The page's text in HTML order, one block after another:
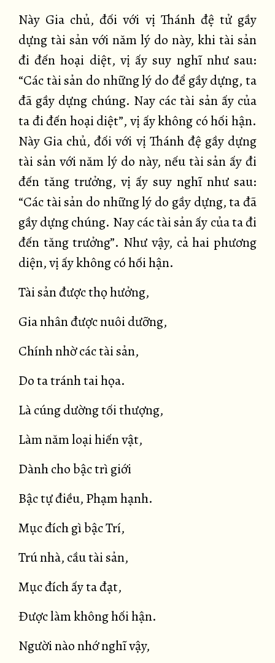
Này Gia chủ, đối với vị Thánh đệ tử gầy
dựng tài sản với năm lý do này, khi tài sản
đi đến hoại diệt, vị ấy suy nghĩ như sau:
“Các tài sản do những lý do để gầy dựng, ta
đã gầy dựng chúng. Nay các tài sản ấy của
ta đi đến hoại diệt”, vị ấy không có hối hận.
Này Gia chủ, đối với vị Thánh đệ gầy dựng
tài sản với năm lý do này, nếu tài sản ấy đi
đến tăng trưởng, vị ấy suy nghĩ như sau:
“Các tài sản do những lý do gầy dựng, ta đã
gầy dựng chúng. Nay các tài sản ấy của ta đi
đến tăng trưởng”. Như vậy, cả hai phương
diện, vị ấy không có hối hận.
Tài sản được thọ hưởng,
Gia nhân được nuôi dưỡng,
Chính nhờ các tài sản,
Do ta tránh tai họa.
Là cúng dường tối thượng,
Làm năm loại hiến vật,
Dành cho bậc trì giới
Bậc tự điều, Phạm hạnh.
Mục đích gì bậc Trí,
Trú nhà, cầu tài sản,
Mục đích ấy ta đạt,
Được làm không hối hận.
Người nào nhớ nghĩ vậy,